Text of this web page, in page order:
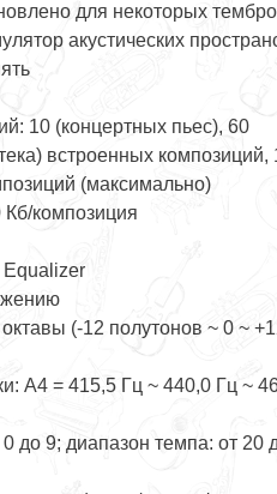
для некоторых
акустических
10 (концертных пьес), 60
встроенных композиций,
(максимально)
Кб/композиция
Equalizer
(-12 полутонов ~ 0 ~
A4 = 415,5 Гц ~ 440,0 Гц ~
до 9; диапазон темпа: от 20